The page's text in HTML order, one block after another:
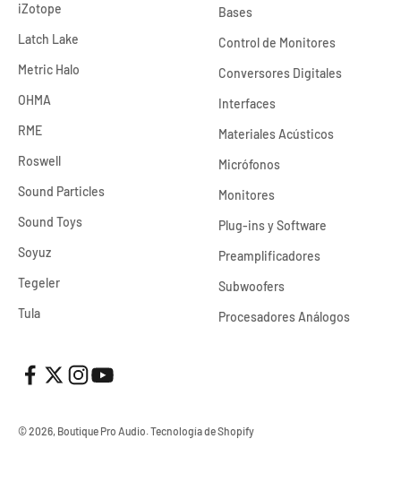
iZotope
Latch Lake
Metric Halo
OHMA
RME
Roswell
Sound Particles
Sound Toys
Soyuz
Tegeler
Tula
Bases
Control de Monitores
Conversores Digitales
Interfaces
Materiales Acústicos
Micrófonos
Monitores
Plug-ins y Software
Preamplificadores
Subwoofers
Procesadores Análogos
© 2026, Boutique Pro Audio.Tecnología de Shopify